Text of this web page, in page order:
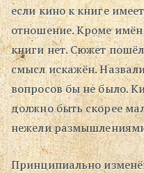
если кино к книге
отношение. Кроме имён
книги нет. Сюжет
смысл искажён.
вопросов бы не было.
должно быть скорее
нежели
Принципиально